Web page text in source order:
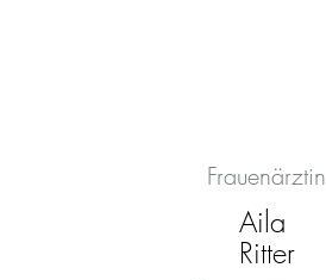
Frauenärztin
Aila
Ritter